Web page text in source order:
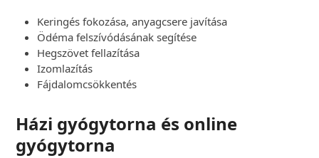
Keringés fokozása, anyagcsere javítása
Ödéma felszívódásának segítése
Hegszövet fellazítása
Izomlazítás
Fájdalomcsökkentés
Házi gyógytorna és online
gyógytorna